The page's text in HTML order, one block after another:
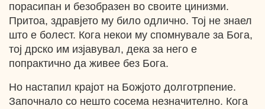
порасипан и безобразен во своите цинизми.
Притоа, здравјето му било одлично. Тој не знаел
што е болест. Кога некои му спомнувале за Бога,
тој дрско им изјавувал, дека за него е
попрактично да живее без Бога.
Но настапил крајот на Божјото долготрпение.
Започнало со нешто сосема незначително. Кога